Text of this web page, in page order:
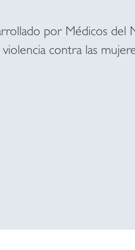
por Médicos del
contra las